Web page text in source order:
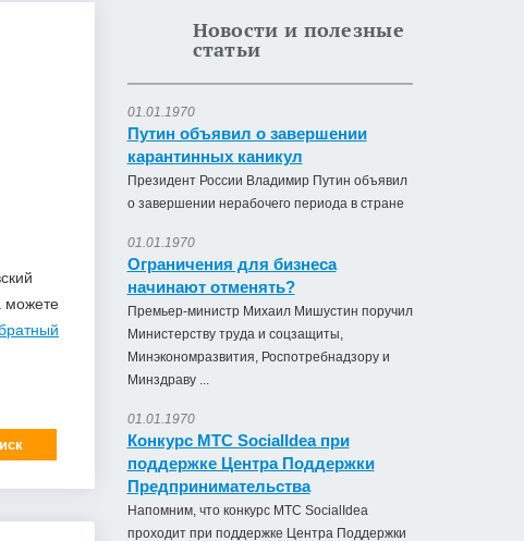
можете
Новости и полезные
статьи
01.01.1970
Путин объявил о завершении
карантинных каникул
Президент России Владимир Путин объявил
о завершении нерабочего периода в стране
01.01.1970
Ограничения для бизнеса
начинают отменять?
Премьер-министр Михаил Мишустин поручил
Министерству труда и соцзащиты,
Минэкономразвития, Роспотребнадзору и
Минздраву ...
01.01.1970
Конкурс МТС SocialIdea при
поддержке Центра Поддержки
Предпринимательства
Напомним, что конкурс МТС SocialIdea
проходит при поддержке Центра Поддержки